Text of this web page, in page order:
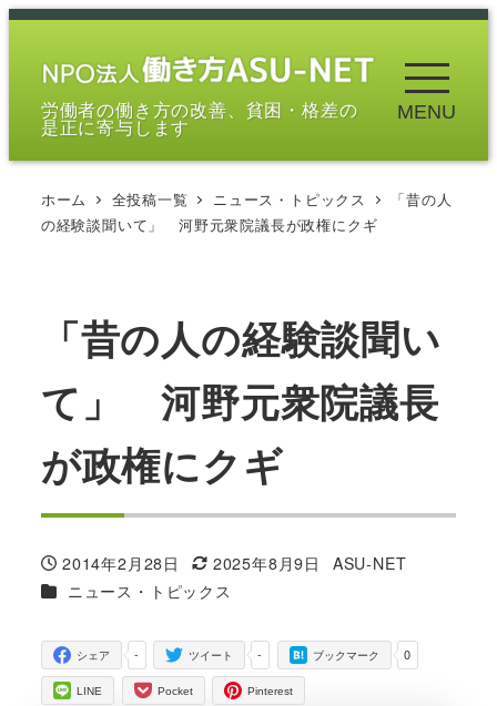
メ
労働者の働き方の改善、貧困・格差の
是正に寄与します
MENU
ホーム 全投稿一覧 ニュース・トピックス
「昔の人
の経験談聞いて」 河野元衆院議長が政権にクギ
「昔の人の経験談聞い
て」 河野元衆院議長
が政権にクギ
投稿日
2014年2月28日
更新日
2025年8月9日
著
ASU-NET
カテゴリー
ニュース・トピックス
-
シェア -
ツイート 0
ブックマーク
LINE Pocket Pinterest